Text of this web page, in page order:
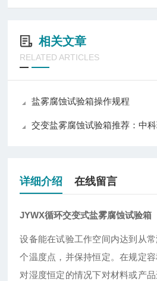
相关文章
RELATED ARTICLES
盐雾腐蚀试验箱操作规程
交变盐雾腐蚀试验箱推荐：中科环试——国
详细介绍 在线留言
JYWX循环交变式盐雾腐蚀试验箱
设备能在试验工作空间内达到从
个温度点，并保持恒定。在规定
对湿度恒定的情况下对材料或产